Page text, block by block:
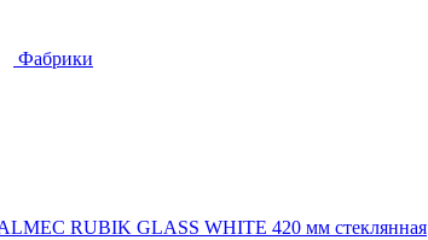
Фабрики
RUBIK GLASS WHITE 420 мм стеклянная